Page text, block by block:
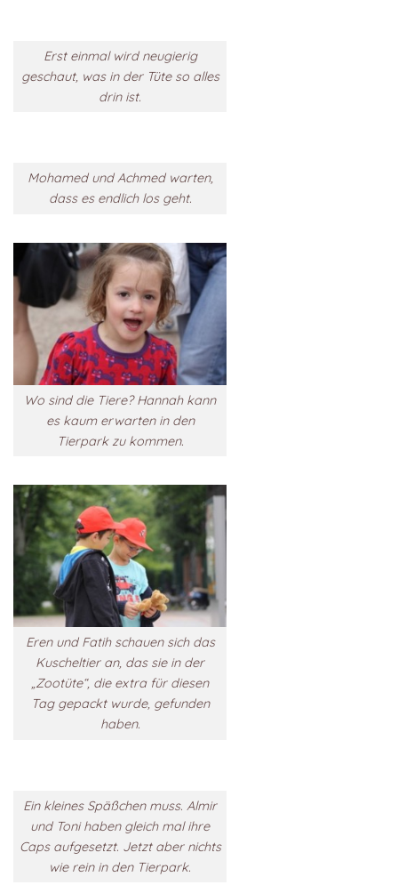
Erst einmal wird neugierig
geschaut, was in der Tüte so alles
drin ist.
Mohamed und Achmed warten,
dass es endlich los geht.
Wo sind die Tiere? Hannah kann
es kaum erwarten in den
Tierpark zu kommen.
Eren und Fatih schauen sich das
Kuscheltier an, das sie in der
„Zootüte“, die extra für diesen
Tag gepackt wurde, gefunden
haben.
Ein kleines Späßchen muss. Almir
und Toni haben gleich mal ihre
Caps aufgesetzt. Jetzt aber nichts
wie rein in den Tierpark.